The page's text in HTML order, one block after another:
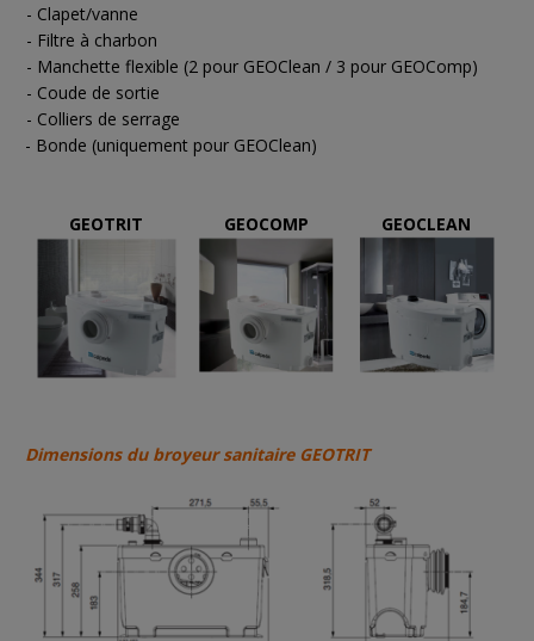
- Clapet/vanne
- Filtre à charbon
- Manchette flexible (2 pour GEOClean / 3 pour GEOComp)
- Coude de sortie
- Colliers de serrage
- Bonde (uniquement pour GEOClean)
GEOTRIT GEOCOMP GEOCLEAN
Dimensions du broyeur sanitaire GEOTRIT